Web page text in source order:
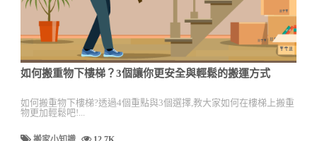
如何搬重物下樓梯？3個讓你更安全與輕鬆的搬運方式
如何搬重物下樓梯?透過4個重點與3個選擇,教大家如何在樓梯上搬重
物更加輕鬆吧!...